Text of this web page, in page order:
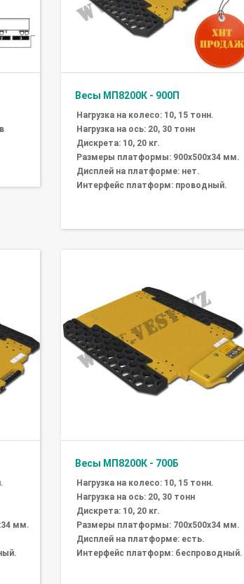
Весы МП8200К - 900П
Нагрузка на колесо: 10, 15 тонн.
Нагрузка на ось: 20, 30 тонн
Дискрета: 10, 20 кг.
Размеры платформы: 900х500х34 мм.
Дисплей на платформе: нет.
Интерфейс платформ: проводный.
мм.
Весы МП8200К - 700Б
Нагрузка на колесо: 10, 15 тонн.
Нагрузка на ось: 20, 30 тонн
Дискрета: 10, 20 кг.
Размеры платформы: 700х500х34 мм.
Дисплей на платформе: есть.
Интерфейс платформ: беспроводный.